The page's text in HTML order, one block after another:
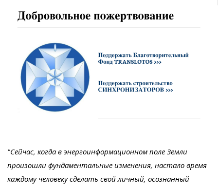
"Сейчас, когда в энергоинформационном поле Земли
произошли фундаментальные изменения, настало время
каждому человеку сделать свой личный, осознанный